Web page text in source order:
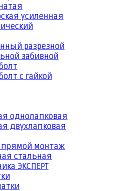
усиленная
разрезной
забивной
с гайкой
однолапковая
двухлапковая
прямой монтаж
стальная
ЭКСПЕРТ